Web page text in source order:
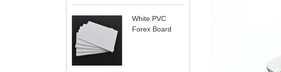
White PVC
Forex Board